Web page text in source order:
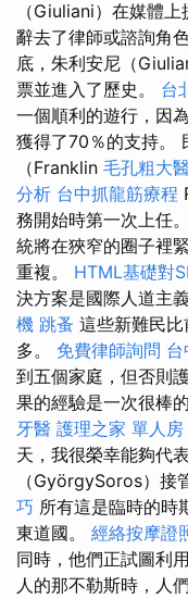
（Giuliani）在媒體
辭去了律師或諮詢角
底，朱利安尼（
票並進入了歷史。 台
一個順利的遊行，因
獲得了70％的支持。
（Franklin 毛孔粗大
分析 台中抓龍筋療程
務開始時第一次上任。
統將在狹窄的圈子裡
重複。 HTML基礎對
決方案是國際人道主
機 跳蚤 這些新難民
多。 免費律師詢問
到五個家庭，但否則
果的經驗是一次很棒
牙醫 護理之家 單人房
天，我很榮幸能夠代
（GyörgySoros）接
巧 所有這是臨時的時
東道國。 經絡按摩證
同時，他們正試圖利
人的那不勒斯時，人